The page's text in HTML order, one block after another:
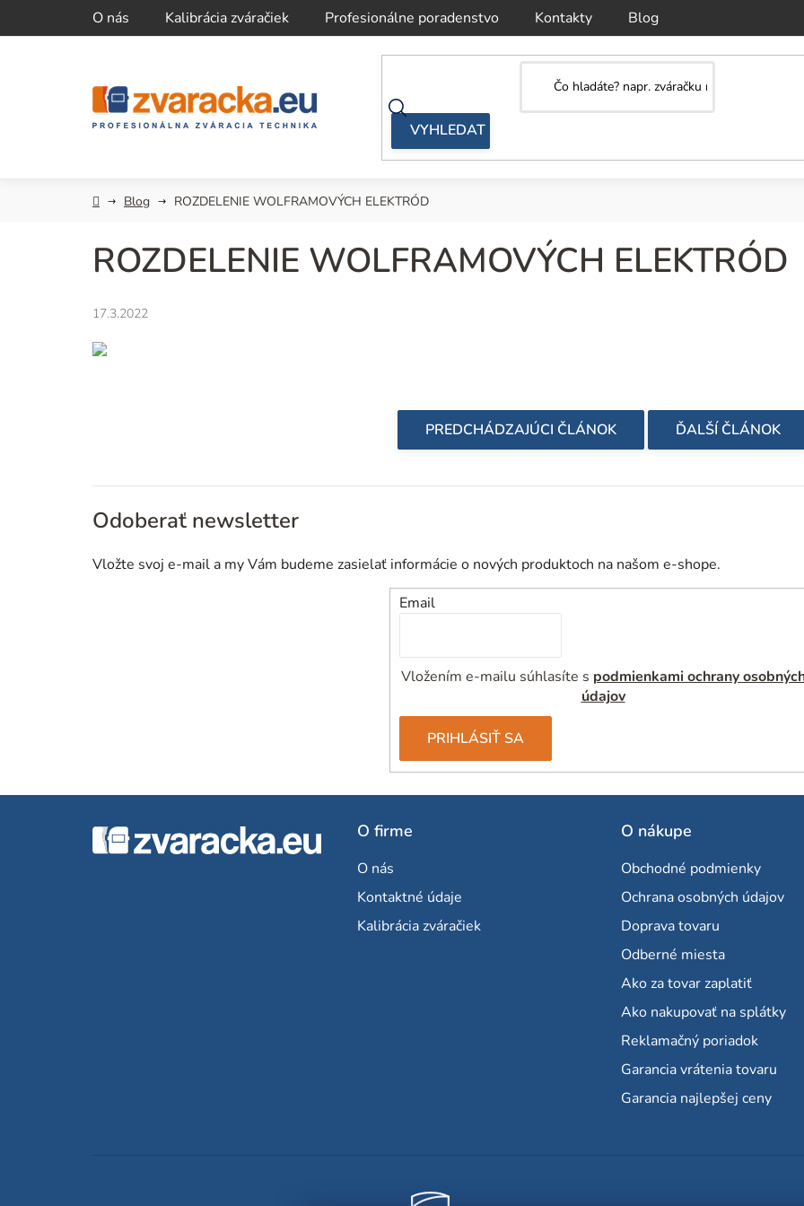
O nás Kalibrácia zváračiek Profesionálne poradenstvo Kontakty Blog
DomovBlog ROZDELENIE WOLFRAMOVÝCH ELEKTRÓD
ROZDELENIE WOLFRAMOVÝCH ELEKTRÓD
17.3.2022
PREDCHÁDZAJÚCI ČLÁNOK ĎALŠÍ ČLÁNOK
Odoberať newsletter
Vložte svoj e-mail a my Vám budeme zasielať informácie o nových produktoch na našom e-shope.
Email
Vložením e-mailu súhlasíte s podmienkami ochrany
údajov
PRIHLÁSIŤ SA
O firme
O nás
Kontaktné údaje
Kalibrácia zváračiek
O nákupe
Obchodné podmienky
Ochrana osobných údajov
Doprava tovaru
Odberné miesta
Ako za tovar zaplatiť
Ako nakupovať na splátky
Reklamačný poriadok
Garancia vrátenia tovaru
Garancia najlepšej ceny